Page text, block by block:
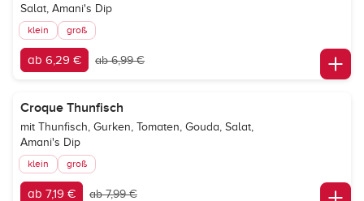
Salat, Amani's Dip
klein groß
ab 6,29 € ab 6,99 €
Croque Thunfisch
mit Thunfisch, Gurken, Tomaten, Gouda, Salat,
Amani's Dip
klein groß
ab 7,19 € ab 7,99 €